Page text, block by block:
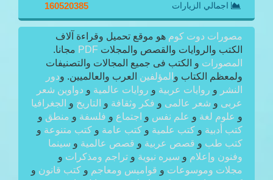
اجمالي الزيارات 160520385
مصورات دوت كوم هو موقع تحميل وقراءة آلاف
الكتب والروايات والقصص والمجلات PDF مجانا.
المصورات و الكتب فى جميع المجالات والتصنيفات
ولمعظم الكتاب و المؤلفين العرب والعالميين. ودور
النشر و روايات عربية و روايات عالمية و دواوين شعر
عربى و شعر عالمى و فكر وثقافة و التاريخ و الجغرافيا
و علوم لغة و علم نفس و اجتماع و فلسفة و منطق و
كتب أدبية و كتب علمية و كتب عامة و كتب متنوعة و
كتب طب و قصص عربية و قصص عالمية و سينما
وفنون وإعلام و سيره نبوية و تراجم ومذكرات و
مجلات وموسوعات و قواميس ومعاجم و كتب قانون و